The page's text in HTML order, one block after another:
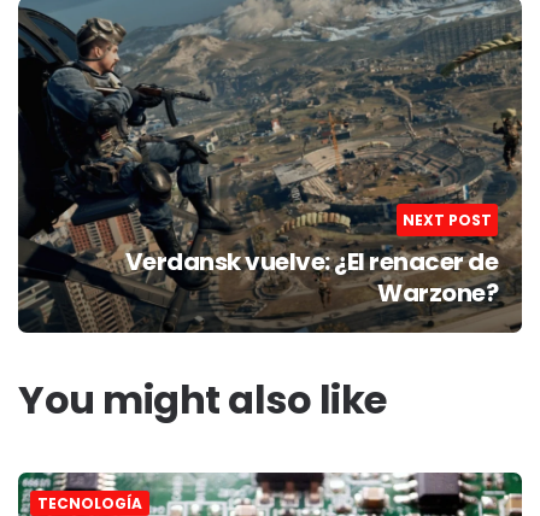
NEXT POST
Verdansk vuelve: ¿El renacer de
Warzone?
You might also like
TECNOLOGÍA